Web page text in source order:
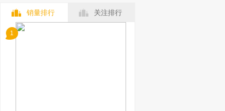
销量排行 关注排行
1